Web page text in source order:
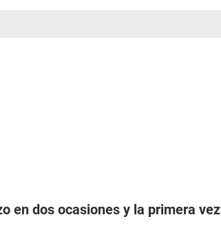
en dos ocasiones y la primera vez